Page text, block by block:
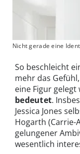
Nicht gerade eine
So beschleicht
mehr das
eine Figur gelegt
bedeutet.
Jessica Jones
Hogarth (Carrie-
gelungener
wesentlich